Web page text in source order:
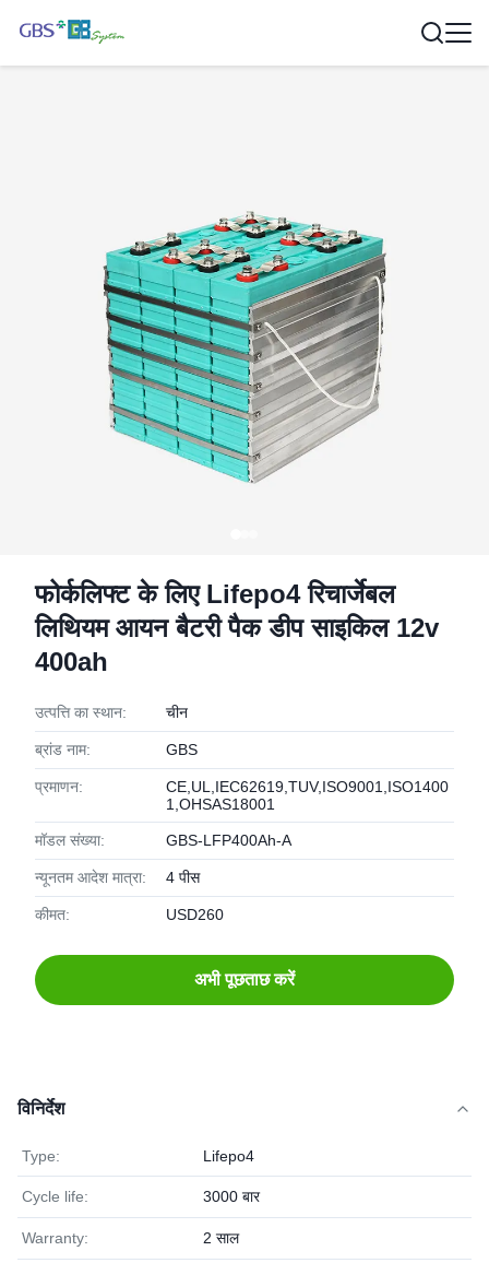
फोर्कलिफ्ट के लिए Lifepo4 रिचार्जेबल
लिथियम आयन बैटरी पैक डीप साइकिल 12v
400ah
उत्पत्ति का स्थान: चीन
ब्रांड नाम: GBS
प्रमाणन:
CE,UL,IEC62619,TUV,ISO9001,ISO1400
1,OHSAS18001
मॉडल संख्या: GBS-LFP400Ah-A
न्यूनतम आदेश मात्रा: 4 पीस
कीमत: USD260
अभी पूछताछ करें
विनिर्देश
Type: Lifepo4
Cycle life: 3000 बार
Warranty: 2 साल